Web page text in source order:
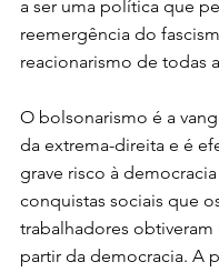
a ser uma política que
reemergência do
reacionarismo de todas
O bolsonarismo é a
da extrema-direita e é
grave risco à democracia
conquistas sociais que
trabalhadores obtiveram
partir da democracia. A